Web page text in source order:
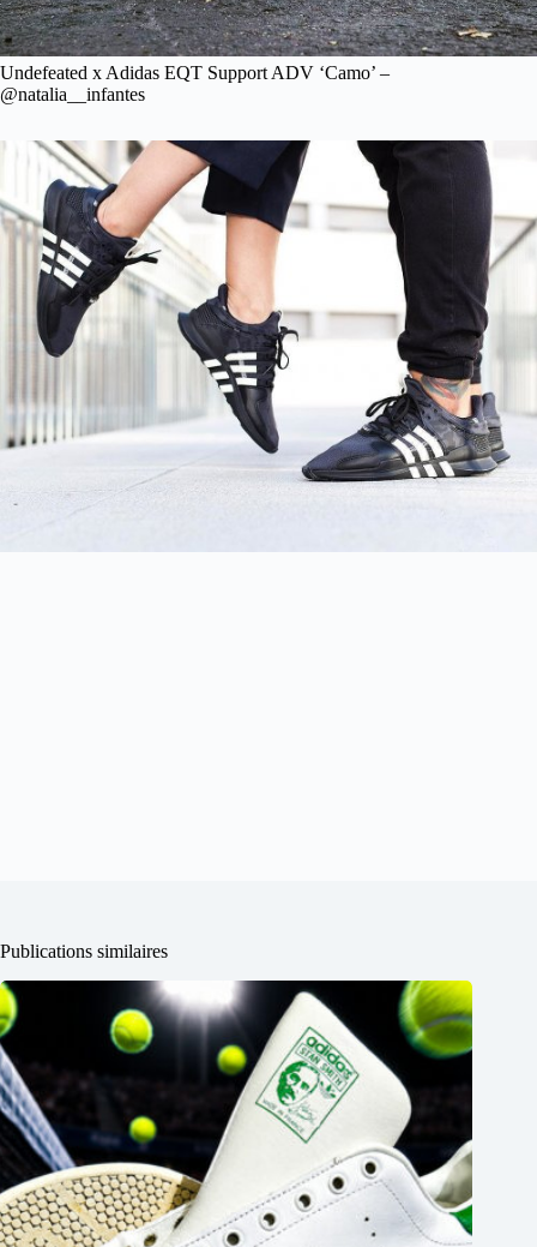
Undefeated x Adidas EQT Support ADV ‘Camo’ –
@natalia__infantes
Publications similaires